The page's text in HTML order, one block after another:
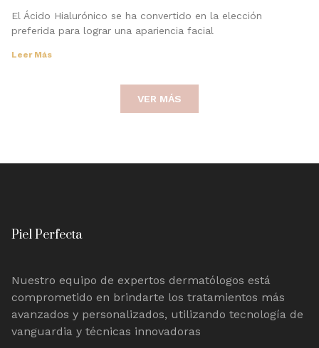
El Ácido Hialurónico se ha convertido en la elección
preferida para lograr una apariencia facial
Leer Más
VER MÁS
Piel Perfecta
Nuestro equipo de expertos dermatólogos está
comprometido en brindarte los tratamientos más
avanzados y personalizados, utilizando tecnología de
vanguardia y técnicas innovadoras